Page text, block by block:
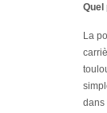
Quel
La
dans